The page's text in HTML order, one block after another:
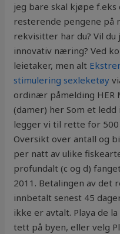
jeg bare skal kjøpe
resterende pengene på
rekvisitter har du? Vil
innovativ næring? Ved
leietaker, men alt
stimulering sexleketøy
ordinær påmelding HER
(damer) her Som et
legger vi til rette for
Oversikt over antall og
per natt av ulike
profundalt (c og d)
2011. Betalingen av
innbetalt senest 45
ikke er avtalt. Playa de
tett på byen, eller velg